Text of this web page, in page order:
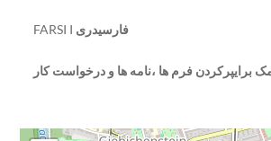
FARSI I فارسیدری
برایپرکردن فرم ها ،نامه ها و درخواست کار